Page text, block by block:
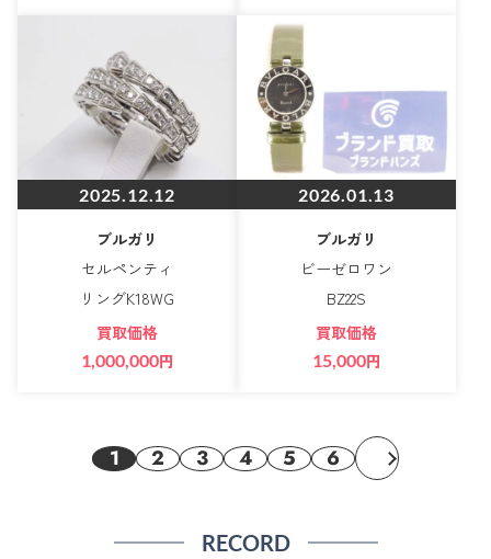
2025.12.12
ブルガリ
セルペンティ
リングK18WG
買取価格
1,000,000円
2026.01.13
ブルガリ
ビーゼロワン
BZ22S
買取価格
15,000円
1 2 3 4 5 6
RECORD